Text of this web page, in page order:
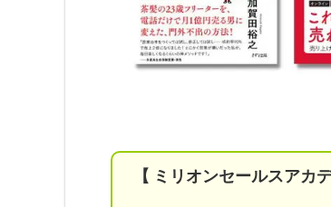
【 ミリオンセールスア